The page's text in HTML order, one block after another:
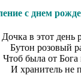
с днем
Дочка в этот день
Бутон розовый
Чтоб была от Бога
И хранитель не